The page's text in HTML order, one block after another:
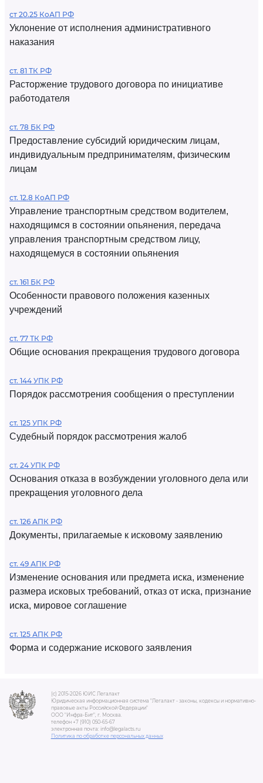
ст 20.25 КоАП РФ
Уклонение от исполнения административного
наказания
ст. 81 ТК РФ
Расторжение трудового договора по инициативе
работодателя
ст. 78 БК РФ
Предоставление субсидий юридическим лицам,
индивидуальным предпринимателям, физическим
лицам
ст. 12.8 КоАП РФ
Управление транспортным средством водителем,
находящимся в состоянии опьянения, передача
управления транспортным средством лицу,
находящемуся в состоянии опьянения
ст. 161 БК РФ
Особенности правового положения казенных
учреждений
ст. 77 ТК РФ
Общие основания прекращения трудового договора
ст. 144 УПК РФ
Порядок рассмотрения сообщения о преступлении
ст. 125 УПК РФ
Судебный порядок рассмотрения жалоб
ст. 24 УПК РФ
Основания отказа в возбуждении уголовного дела или
прекращения уголовного дела
ст. 126 АПК РФ
Документы, прилагаемые к исковому заявлению
ст. 49 АПК РФ
Изменение основания или предмета иска, изменение
размера исковых требований, отказ от иска, признание
иска, мировое соглашение
ст. 125 АПК РФ
Форма и содержание искового заявления
(c) 2015-2026 ЮИС Легалакт
Юридическая информационная система "Легалакт - законы, кодексы и нормативно-
правовые акты Российской Федерации"
ООО "Инфра-Бит", г. Москва.
телефон +7 (910) 050-65-67
электронная почта: info@legalacts.ru
Политика по обработке персональных данных